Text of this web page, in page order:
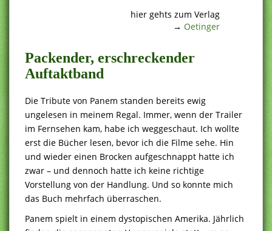
hier gehts zum Verlag
→ Oetinger
Packender, erschreckender
Auftaktband
Die Tribute von Panem standen bereits ewig
ungelesen in meinem Regal. Immer, wenn der Trailer
im Fernsehen kam, habe ich weggeschaut. Ich wollte
erst die Bücher lesen, bevor ich die Filme sehe. Hin
und wieder einen Brocken aufgeschnappt hatte ich
zwar – und dennoch hatte ich keine richtige
Vorstellung von der Handlung. Und so konnte mich
das Buch mehrfach überraschen.
Panem spielt in einem dystopischen Amerika. Jährlich